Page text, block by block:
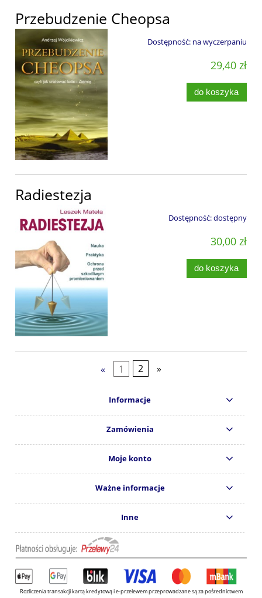
Przebudzenie Cheopsa
Dostępność: na wyczerpaniu
29,40 zł
do koszyka
Radiestezja
Dostępność:dostępny
30,00 zł
do koszyka
« 1 2 »
Informacje
Zamówienia
Moje konto
Ważne informacje
Inne
Rozliczenia transakcji kartą kredytową i e-przelewem przeprowadzane są za pośrednictwem